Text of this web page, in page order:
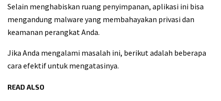
Selain menghabiskan ruang penyimpanan, aplikasi ini bisa
mengandung malware yang membahayakan privasi dan
keamanan perangkat Anda.
Jika Anda mengalami masalah ini, berikut adalah beberapa
cara efektif untuk mengatasinya.
READ ALSO